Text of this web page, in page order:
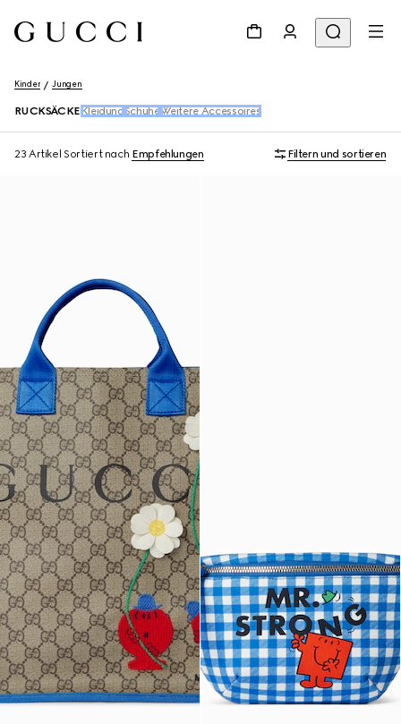
Kinder Jungen
RUCKSÄCKE Kleidung Schuhe Weitere Accessoires
23 Artikel Sortiert nach Empfehlungen Filtern und sortieren